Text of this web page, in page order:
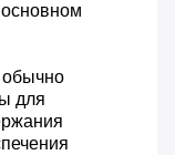
основном
обычно
для